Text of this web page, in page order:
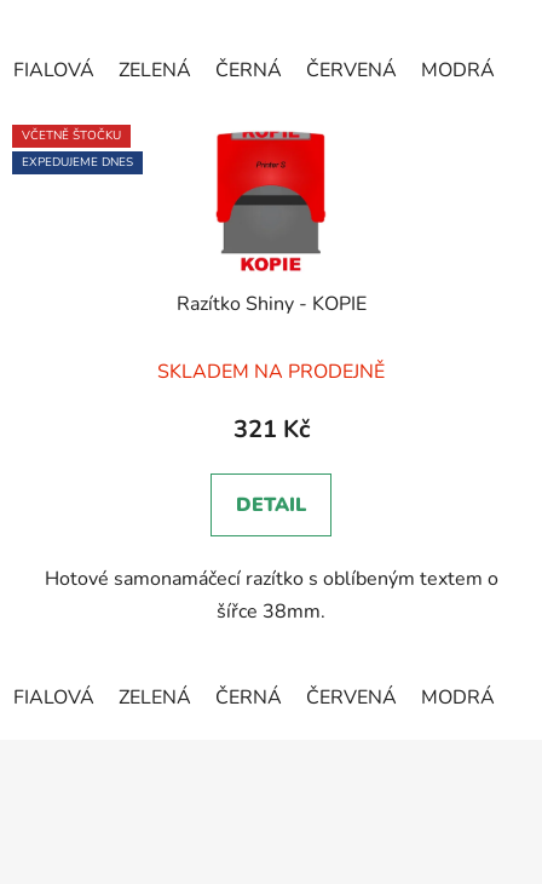
FIALOVÁ ZELENÁ ČERNÁ ČERVENÁ MODRÁ
VČETNĚ ŠTOČKU
EXPEDUJEME DNES
Razítko Shiny - KOPIE
hodnocení
produktu
5,0
z
hvězdiček.
SKLADEM NA PRODEJNĚ
321 Kč
DETAIL
Hotové samonamáčecí razítko s oblíbeným textem o
šířce 38mm.
FIALOVÁ ZELENÁ ČERNÁ ČERVENÁ MODRÁ